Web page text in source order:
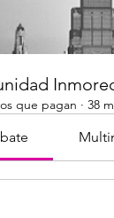
que pagan · 38